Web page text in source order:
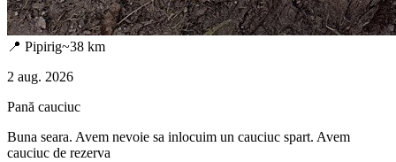
📍 Pipirig~38 km
2 aug. 2026
Pană cauciuc
Buna seara. Avem nevoie sa inlocuim un cauciuc spart. Avem
cauciuc de rezerva